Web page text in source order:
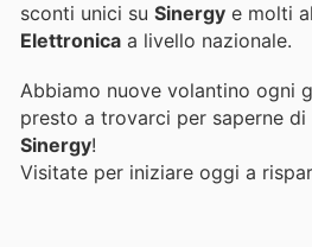
sconti unici su Sinergy e molti
Elettronica a livello nazionale.
Abbiamo nuove volantino ogni
presto a trovarci per saperne
Sinergy!
Visitate per iniziare oggi a